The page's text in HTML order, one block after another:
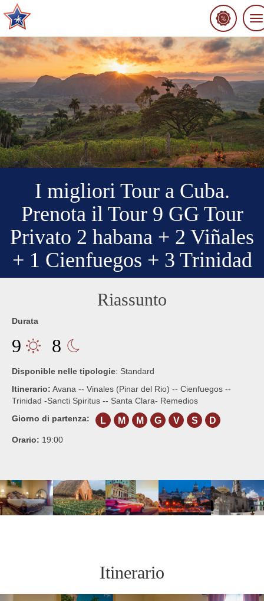
I migliori Tour a Cuba.
Prenota il Tour 9 GG Tour
Privato 2 habana + 2 Viñales
+ 1 Cienfuegos + 3 Trinidad
Riassunto
Durata
9 8
Disponible nelle tipologie: Standard
Itinerario: Avana -- Vinales (Pinar del Rio) -- Cienfuegos --
Trinidad -Sancti Spiritus -- Santa Clara- Remedios
Giorno di partenza:
L M M G V S D
Orario: 19:00
Itinerario